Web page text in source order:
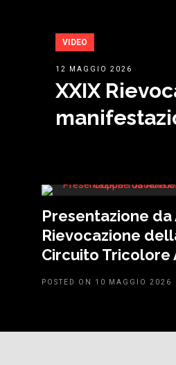
VIDEO
12 MAGGIO 2026
XXIX
Presentazione da
Rievocazione
Circuito Tricolore
POSTED ON 10 MAGGIO 2026